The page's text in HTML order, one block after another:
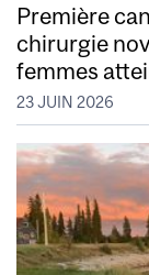
Première
chirurgie
femmes
23 JUIN 2026